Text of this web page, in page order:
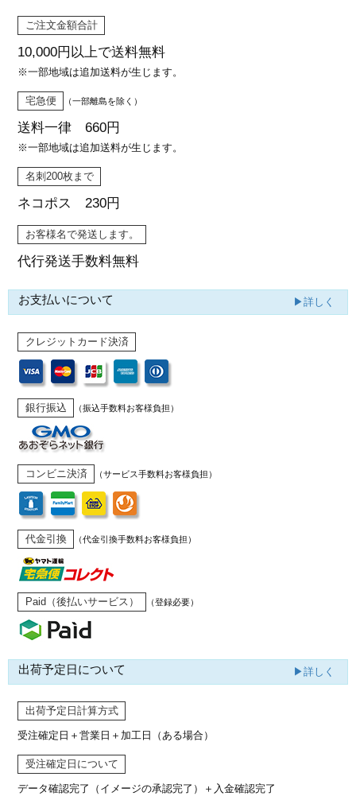
ご注文金額合計
10,000円以上で送料無料
※一部地域は追加送料が生じます。
宅急便 （一部離島を除く）
送料一律 660円
※一部地域は追加送料が生じます。
名刺200枚まで
ネコポス 230円
お客様名で発送します。
代行発送手数料無料
お支払いについて ▶詳しく
クレジットカード決済
銀行振込 （振込手数料お客様負担）
コンビニ決済 （サービス手数料お客様負担）
代金引換 （代金引換手数料お客様負担）
Paid（後払いサービス） （登録必要）
出荷予定日について ▶詳しく
出荷予定日計算方式
受注確定日＋営業日＋加工日（ある場合）
受注確定日について
データ確認完了（イメージの承認完了） ＋入金確認完了